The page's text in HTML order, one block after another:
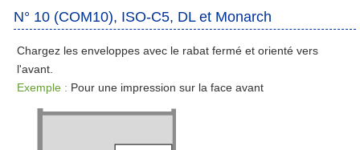
N° 10 (COM10), ISO-C5, DL et Monarch
Chargez les enveloppes avec le rabat fermé et orienté vers
l'avant.
Exemple : Pour une impression sur la face avant